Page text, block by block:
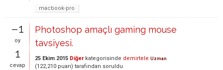
macbook-pro
–1
oy
1
cevap
Photoshop amaçlı gaming mouse
tavsiyesi.
25 Ekim 2015 Diğerkategorisinde demirtele Uzman
(122,210 puan) tarafından soruldu